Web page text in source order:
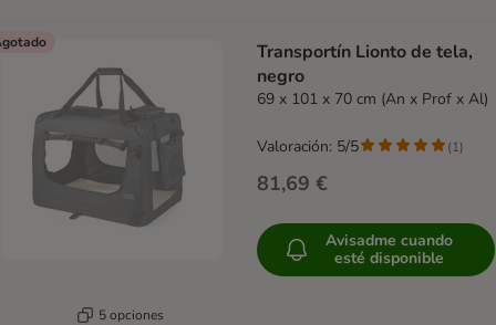
5 opciones
Transportín Lionto de tela,
negro
69 x 101 x 70 cm (An x Prof x Al)
81,69 €
Valoración: 5/5 (1)
Avisadme cuando
esté disponible